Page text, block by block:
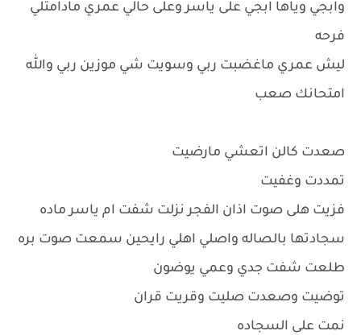
وابجي وياها ابجي على ياسر وعلى حالي عمري مادامتلي
فرحه
ليش عمري ماغضبت ربي وسويت شي موزين ربي والله
امتحانك صعب
صعدت كالن اتعشي مارضيت
تمددت وغفيت
فزيت هلى صوت اذان الفجر نزلت شفت ام ياسر ماده
سجادتها بالصاله واصلي اهلي رايحين سمعت صوت بره
طلعت شفت جدي وعمي يوضون
توضيت وصعدت صليت وقريت قران
نمت على السجاده